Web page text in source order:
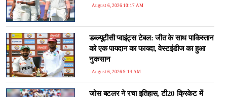
August 6, 2026 10:17 AM
डब्ल्यूटीसी प्वाइंट्स टेबल: जीत के साथ पाकिस्तान
को एक पायदान का फायदा, वेस्टइंडीज का हुआ
नुकसान
August 6, 2026 9:14 AM
जोस बटलर ने रचा इतिहास, टी20 क्रिकेट में